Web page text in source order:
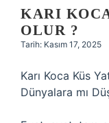
KARI
OLUR ?
Tarih: Kasım 17, 2025
Karı Koca Küs
Dünyalara mı